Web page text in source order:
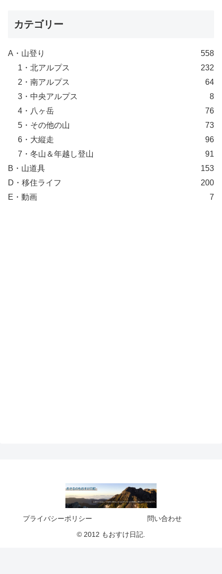
カテゴリー
A・山登り
558
1・北アルプス
232
2・南アルプス
64
3・中央アルプス
8
4・八ヶ岳
76
5・その他の山
73
6・大縦走
96
7・冬山＆年越し登山
91
B・山道具
153
D・移住ライフ
200
E・動画
7
プライバシーポリシー
問い合わせ
© 2012 もおすけ日記.